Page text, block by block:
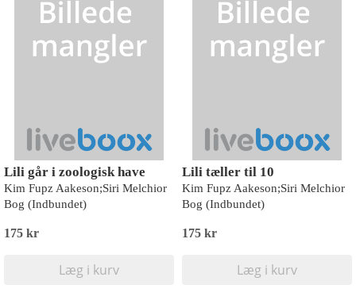
Lili går i zoologisk have
Kim Fupz Aakeson;Siri Melchior
Bog (Indbundet)
175 kr
Læg i kurv
Lili tæller til 10
Kim Fupz Aakeson;Siri Melchior
Bog (Indbundet)
175 kr
Læg i kurv